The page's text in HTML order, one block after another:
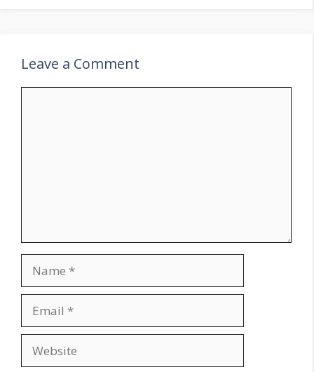
Leave a Comment